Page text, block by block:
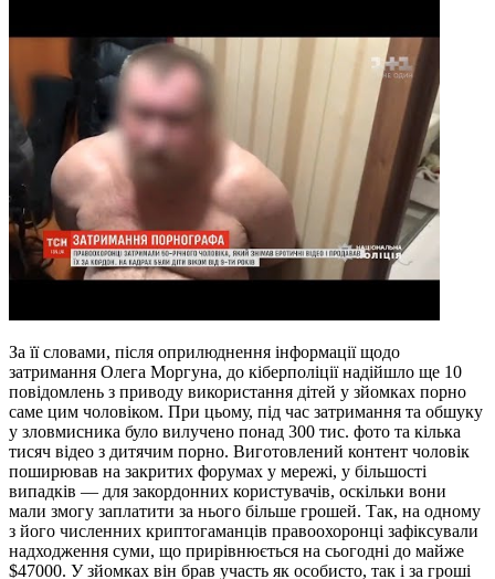
За її словами, після оприлюднення інформації щодо
затримання Олега Моргуна, до кіберполіції надійшло ще 10
повідомлень з приводу використання дітей у зйомках порно
саме цим чоловіком. При цьому, під час затримання та обшуку
у зловмисника було вилучено понад 300 тис. фото та кілька
тисяч відео з дитячим порно. Виготовлений контент чоловік
поширював на закритих форумах у мережі, у більшості
випадків — для закордонних користувачів, оскільки вони
мали змогу заплатити за нього більше грошей. Так, на одному
з його численних криптогаманців правоохоронці зафіксували
надходження суми, що прирівнюється на сьогодні до майже
$47000. У зйомках він брав участь як особисто, так і за гроші